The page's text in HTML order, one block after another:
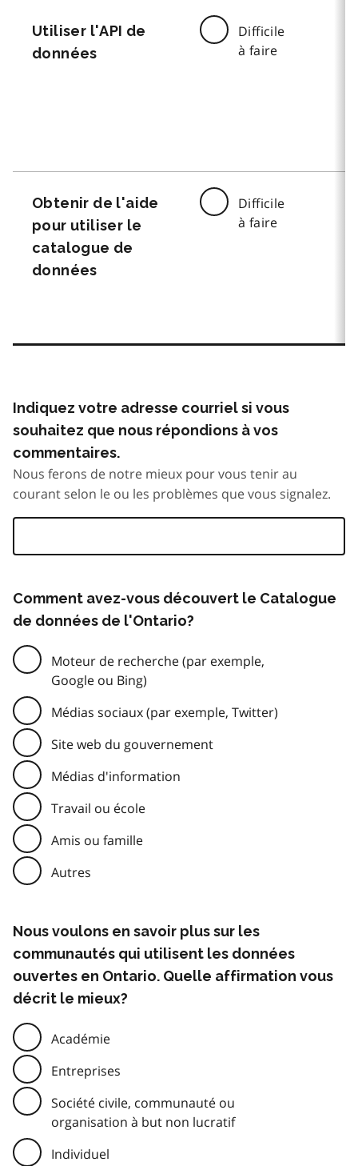
Utiliser l'API de
données
Difficile
à faire
Obtenir de l'aide
pour utiliser le
catalogue de
données
Difficile
à faire
Indiquez votre adresse courriel si vous
souhaitez que nous répondions à vos
commentaires.
Nous ferons de notre mieux pour vous tenir au
courant selon le ou les problèmes que vous signalez.
Comment avez-vous découvert le Catalogue
de données de l'Ontario?
Moteur de recherche (par exemple,
Google ou Bing)
Médias sociaux (par exemple, Twitter)
Site web du gouvernement
Médias d'information
Travail ou école
Amis ou famille
Autres
Nous voulons en savoir plus sur les
communautés qui utilisent les données
ouvertes en Ontario. Quelle affirmation vous
décrit le mieux?
Académie
Entreprises
Société civile, communauté ou
organisation à but non lucratif
Individuel